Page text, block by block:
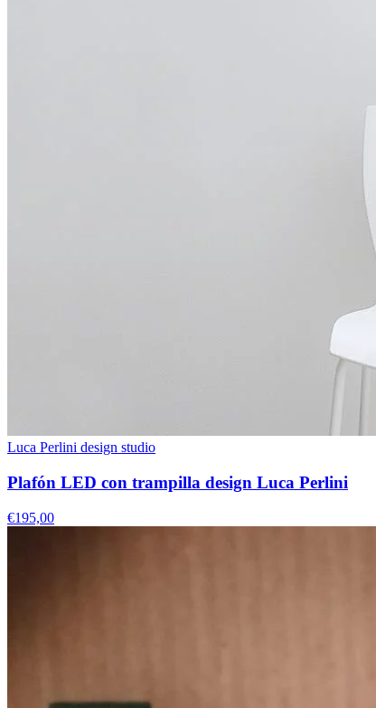
Luca Perlini design studio
Plafón LED con trampilla design Luca Perlini
€195,00